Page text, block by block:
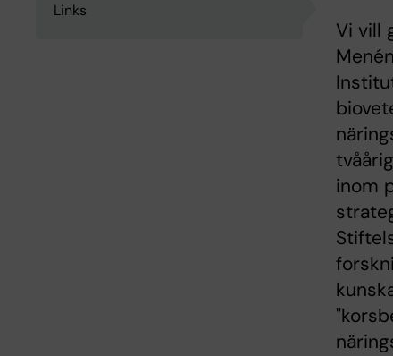
Links
Vi vill
inom